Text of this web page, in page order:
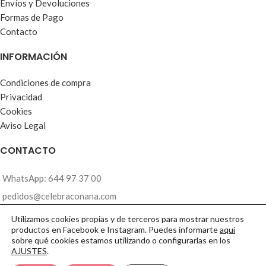
NUESTROS PRODUCTOS SE PREPARAN BAJO
PEDIDO Y SON PERSONALIZADOS.
CUALQUIERA DE NUESTROS PRODUCTOS SE
Envíos y Devoluciones
Formas de Pago
Contacto
INFORMACIÓN
Condiciones de compra
Privacidad
Cookies
Aviso Legal
CONTACTO
WhatsApp: 644 97 37 00
pedidos@celebraconana.com
Te atiendo de Lunes a Viernes de 10h a 17h
Utilizamos cookies propias y de terceros para mostrar nuestros
productos en Facebook e Instagram. Puedes informarteaquí
sobre qué cookies estamos utilizando o configurarlas en los
AJUSTES.